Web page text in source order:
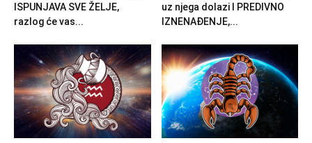
ISPUNJAVA SVE ŽELJE,
razlog će vas...
uz njega dolazi I PREDIVNO
IZNENAĐENJE,...